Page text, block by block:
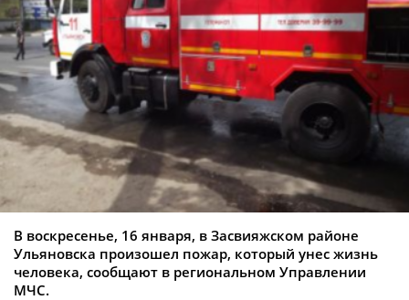
В воскресенье, 16 января, в Засвияжском районе
Ульяновска произошел пожар, который унес жизнь
человека, сообщают в региональном Управлении
МЧС.